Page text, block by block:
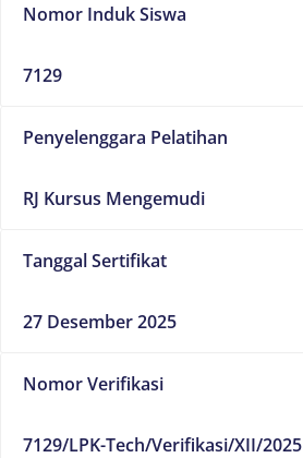
Nomor Induk Siswa
7129
Penyelenggara Pelatihan
RJ Kursus Mengemudi
Tanggal Sertifikat
27 Desember 2025
Nomor Verifikasi
7129/LPK-Tech/Verifikasi/XII/2025